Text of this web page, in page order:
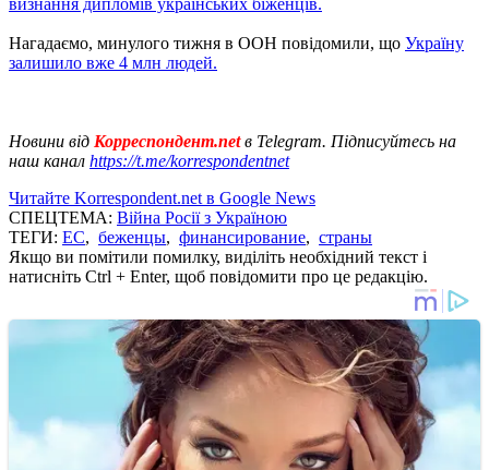
Нагадаємо, минулого тижня в ООН повідомили, що Україну
залишило вже 4 млн людей.
Новини від Корреспондент.netв Telegram. Підписуйтесь на
наш канал https://t.me/korrespondentnet
Читайте Korrespondent.net в Google News
СПЕЦТЕМА: Війна Росії з Україною
ТЕГИ: ЕС, беженцы, финансирование, страны
Якщо ви помітили помилку, виділіть необхідний текст і
натисніть Ctrl + Enter, щоб повідомити про це редакцію.